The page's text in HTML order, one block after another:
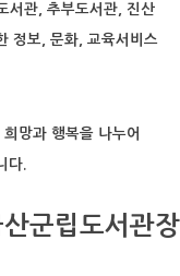
서관, 추부도서관, 진산
정보, 문화, 교육서비스
망과 행복을 나누어
다.
군립도서관장